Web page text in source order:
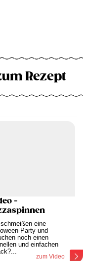
Rezept
-
eine
Party und
noch einen
und einfachen
zum Video